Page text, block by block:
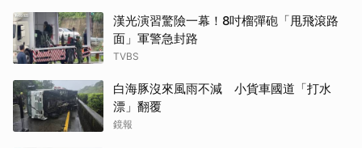
漢光演習驚險一幕！8吋榴彈砲「甩飛滾路
面」軍警急封路
TVBS
白海豚沒來風雨不減 小貨車國道「打水
漂」翻覆
鏡報